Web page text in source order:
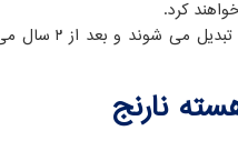
جوانه ها کم کم
نارنج